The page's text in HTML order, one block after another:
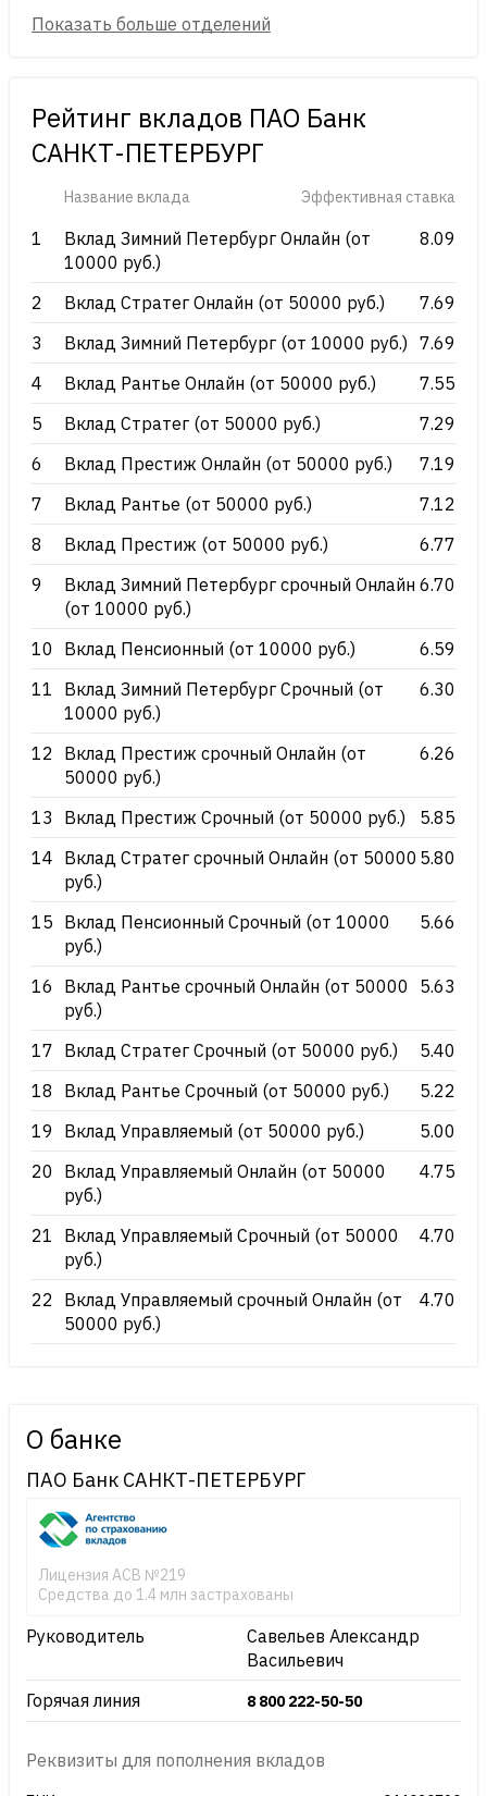
Рейтинг вкладов ПАО Банк
САНКТ-ПЕТЕРБУРГ
Название вклада Эффективная ставка
1
Вклад Зимний Петербург Онлайн (от
10000 руб.)
8.09
2 Вклад Стратег Онлайн (от 50000 руб.)
7.69
3
Вклад Зимний Петербург (от 10000 руб.)
7.69
4
Вклад Рантье Онлайн (от 50000 руб.)
7.55
5
Вклад Стратег (от 50000 руб.)
7.29
6
Вклад Престиж Онлайн (от 50000 руб.)
7.19
7
Вклад Рантье (от 50000 руб.)
7.12
8
Вклад Престиж (от 50000 руб.)
6.77
9
Вклад Зимний Петербург срочный Онлайн
(от 10000 руб.)
6.70
10 Вклад Пенсионный (от 10000 руб.)
6.59
11
Вклад Зимний Петербург Срочный (от
10000 руб.)
6.30
12 Вклад Престиж срочный Онлайн (от
50000 руб.)
6.26
13 Вклад Престиж Срочный (от 50000 руб.)
5.85
14 Вклад Стратег срочный Онлайн (от 50000
руб.)
5.80
15 Вклад Пенсионный Срочный (от 10000
руб.)
5.66
16
Вклад Рантье срочный Онлайн (от 50000
руб.)
5.63
17 Вклад Стратег Срочный (от 50000 руб.)
5.40
18
Вклад Рантье Срочный (от 50000 руб.)
5.22
19
Вклад Управляемый (от 50000 руб.)
5.00
20
Вклад Управляемый Онлайн (от 50000
руб.)
4.75
21
Вклад Управляемый Срочный (от 50000
руб.)
4.70
22 Вклад Управляемый срочный Онлайн (от
50000 руб.)
4.70
О банке
ПАО Банк САНКТ-ПЕТЕРБУРГ
Лицензия АСВ №219
Средства до 1.4 млн застрахованы
Руководитель
Савельев Александр
Васильевич
Горячая линия
8 800 222-50-50
Реквизиты для пополнения вкладов